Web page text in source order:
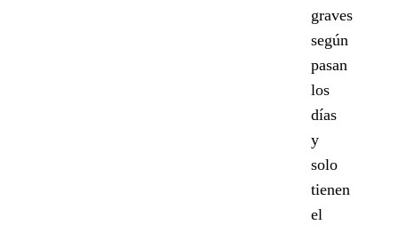
graves
según
pasan
los
días
y
solo
tienen
el